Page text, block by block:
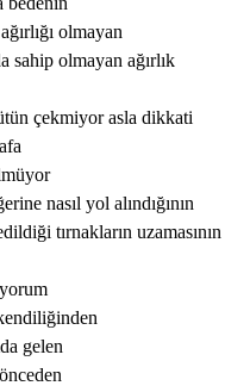
olmayan
sahip olmayan ağırlık
çekmiyor asla dikkati
nasıl yol alındığının
tırnakların uzamasının
gelen